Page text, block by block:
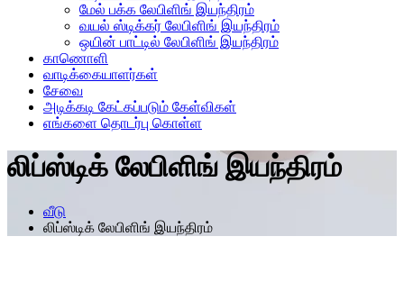
மேல் பக்க லேபிளிங் இயந்திரம்
வயல் ஸ்டிக்கர் லேபிளிங் இயந்திரம்
ஒயின் பாட்டில் லேபிளிங் இயந்திரம்
காணொளி
வாடிக்கையாளர்கள்
சேவை
அடிக்கடி கேட்கப்படும் கேள்விகள்
எங்களை தொடர்பு கொள்ள
லிப்ஸ்டிக் லேபிளிங் இயந்திரம்
வீடு
லிப்ஸ்டிக் லேபிளிங் இயந்திரம்